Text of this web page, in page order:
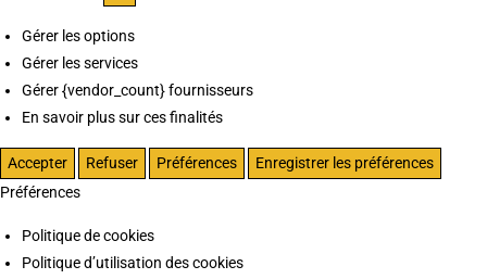
Gérer les options
Gérer les services
Gérer {vendor_count} fournisseurs
En savoir plus sur ces finalités
Accepter Refuser Préférences
Enregistrer les préférences
Préférences
Politique de cookies
Politique d’utilisation des cookies